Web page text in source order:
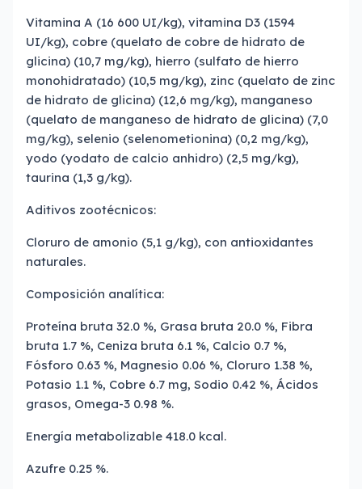
Vitamina A (16 600 UI/kg), vitamina D3 (1594
UI/kg), cobre (quelato de cobre de hidrato de
glicina) (10,7 mg/kg), hierro (sulfato de hierro
monohidratado) (10,5 mg/kg), zinc (quelato de zinc
de hidrato de glicina) (12,6 mg/kg), manganeso
(quelato de manganeso de hidrato de glicina) (7,0
mg/kg), selenio (selenometionina) (0,2 mg/kg),
yodo (yodato de calcio anhidro) (2,5 mg/kg),
taurina (1,3 g/kg).
Aditivos zootécnicos:
Cloruro de amonio (5,1 g/kg), con antioxidantes
naturales.
Composición analítica:
Proteína bruta 32.0 %, Grasa bruta 20.0 %, Fibra
bruta 1.7 %, Ceniza bruta 6.1 %, Calcio 0.7 %,
Fósforo 0.63 %, Magnesio 0.06 %, Cloruro 1.38 %,
Potasio 1.1 %, Cobre 6.7 mg, Sodio 0.42 %, Ácidos
grasos, Omega-3 0.98 %.
Energía metabolizable 418.0 kcal.
Azufre 0.25 %.